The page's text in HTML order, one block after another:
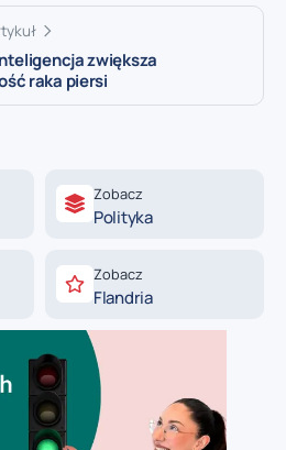
zwiększa
raka piersi
Zobacz
Polityka
Zobacz
Flandria